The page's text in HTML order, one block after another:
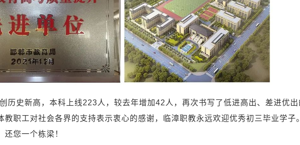
史新高，本科上线223人，较去年增加42人，再次书写了低进高出、差进优出
教职工对社会各界的支持表示衷心的感谢，临漳职教永远欢迎优秀初三毕业学子
您一个栋梁！